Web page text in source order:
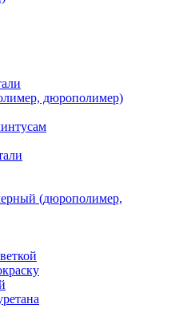
дюрополимер)
(дюрополимер,